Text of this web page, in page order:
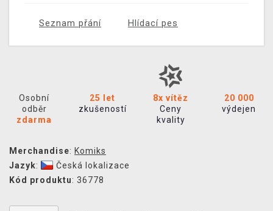
Seznam přání Hlídací pes
Osobní
odběr
zdarma
25 let
zkušeností
8x vítěz
Ceny
kvality
20 000
výdejen
Merchandise: Komiks
Jazyk:
Česká lokalizace
Kód produktu: 36778